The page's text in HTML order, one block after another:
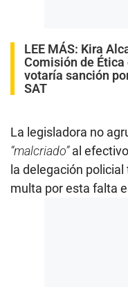
LEE MÁS: Kira
Comisión de
votaría sanción
SAT
La legisladora no
“malcriado”al efectivo
la delegación
multa por esta falta